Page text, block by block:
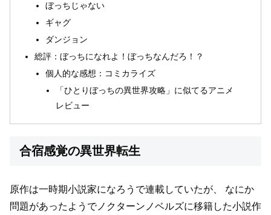
ぼっちじゃない
ギャグ
ダンジョン
総評：ぼっちになれよ！ぼっちなんだろ！？
個人的な感想：コミカライズ
「ひとりぼっちの異世界攻略」に似てるアニメ
レビュー
合宿感覚の異世界転生
原作は一時期小説家になろうで連載していたが、
なにか
問題があったようでノクターンノベルズに移籍した小説作